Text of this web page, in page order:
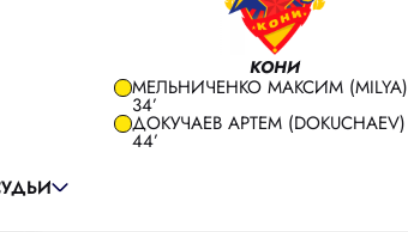
МЕЛЬНИЧЕНКО МАКСИМ (MILYA)
34’
ДОКУЧАЕВ АРТЕМ (DOKUCHAEV)
44’
КОНИ
ВОРОБЬЕВ ВЛАДИМИР
РАКОВСКИЙ АЛЕКСАНДР
ЖИЛИНСКИЙ ДМИТРИЙ